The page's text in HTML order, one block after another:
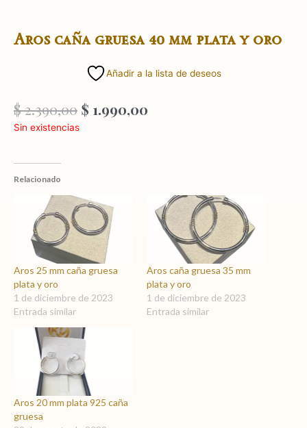
Aros caña gruesa 40 mm plata y oro
Añadir a la lista de deseos
$2.390,00 El
precio
$ 1.990,00
Sin existencias
Relacionado
Aros 25 mm caña gruesa
plata y oro
1 de diciembre de 2023
Entrada similar
Aros caña gruesa 35 mm
plata y oro
1 de diciembre de 2023
Entrada similar
Aros 20 mm plata 925 caña
gruesa